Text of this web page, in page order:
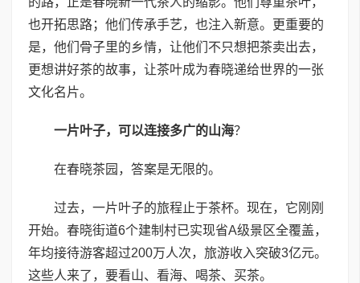
也开拓思路；他们传承手艺，也注入新意。更重要的
是，他们骨子里的乡情，让他们不只想把茶卖出去，
更想讲好茶的故事，让茶叶成为春晓递给世界的一张
文化名片。
一片叶子，可以连接多广的山海？
在春晓茶园，答案是无限的。
过去，一片叶子的旅程止于茶杯。现在，它刚刚
开始。春晓街道6个建制村已实现省A级景区全覆盖，
年均接待游客超过200万人次，旅游收入突破3亿元。
这些人来了，要看山、看海、喝茶、买茶。